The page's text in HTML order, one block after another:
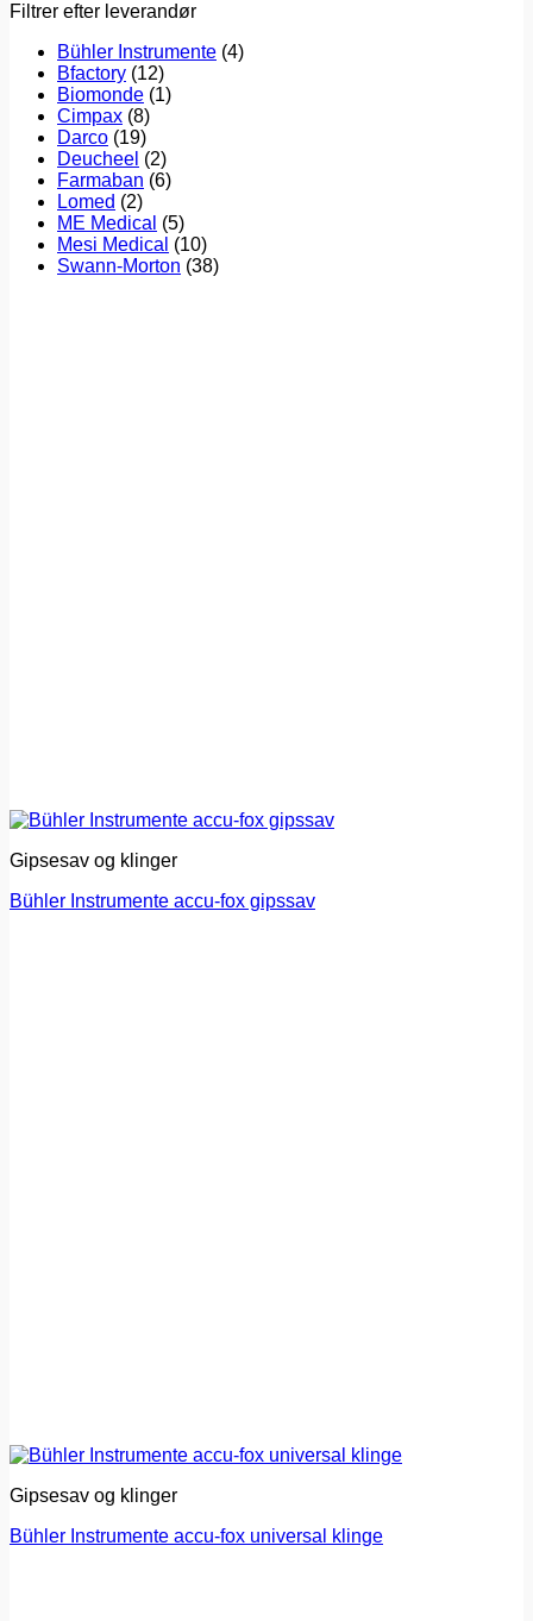
Filtrer efter leverandør
Bühler Instrumente (4)
Bfactory (12)
Biomonde (1)
Cimpax (8)
Darco (19)
Deucheel (2)
Farmaban (6)
Lomed (2)
ME Medical (5)
Mesi Medical (10)
Swann-Morton (38)
Gipsesav og klinger
Bühler Instrumente accu-fox gipssav
Gipsesav og klinger
Bühler Instrumente accu-fox universal klinge